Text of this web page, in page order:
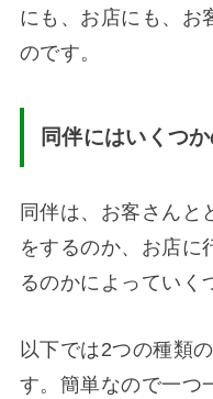
にも、お店にも、お
のです。
同伴にはいくつ
同伴は、お客さんと
をするのか、お店に
るのかによっていく
以下では2つの種類
す。簡単なので一つ